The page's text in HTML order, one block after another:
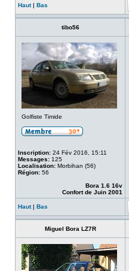
Haut| Bas
tibo56
Golfiste Timide
Inscription: 24 Fév 2016, 15:11
Messages: 125
Localisation: Morbihan (56)
Région: 56
Bora 1.6 16v
Confort de Juin 2001
Haut| Bas
Miguel Bora LZ7R